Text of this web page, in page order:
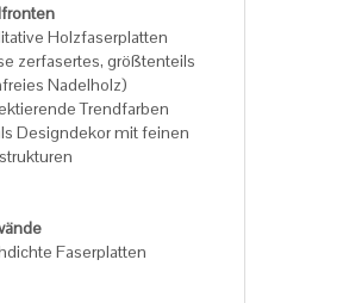
Holzfaserplatten
zerfasertes, größtenteils
Nadelholz)
Trendfarben
Designdekor mit feinen
Faserplatten